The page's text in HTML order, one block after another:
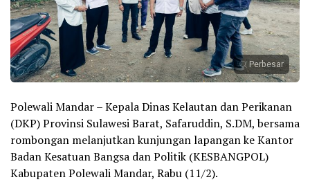
Perbesar
Polewali Mandar – Kepala Dinas Kelautan dan Perikanan
(DKP) Provinsi Sulawesi Barat, Safaruddin, S.DM, bersama
rombongan melanjutkan kunjungan lapangan ke Kantor
Badan Kesatuan Bangsa dan Politik (KESBANGPOL)
Kabupaten Polewali Mandar, Rabu (11/2).